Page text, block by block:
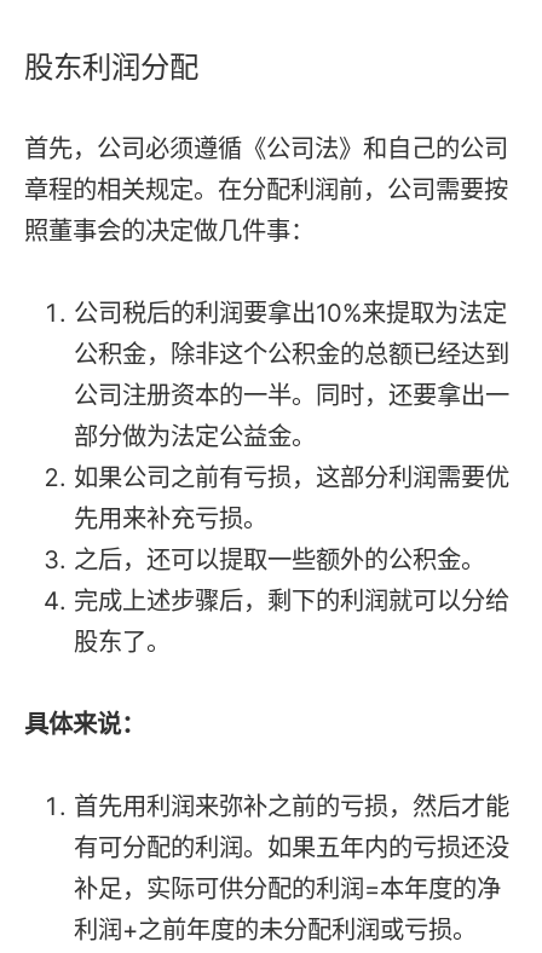
股东利润分配
首先，公司必须遵循《公司法》和自己的公司
章程的相关规定。在分配利润前，公司需要按
照董事会的决定做几件事：
公司税后的利润要拿出10%来提取为法定
公积金，除非这个公积金的总额已经达到
公司注册资本的一半。同时，还要拿出一
部分做为法定公益金。
如果公司之前有亏损，这部分利润需要优
先用来补充亏损。
之后，还可以提取一些额外的公积金。
完成上述步骤后，剩下的利润就可以分给
股东了。
具体来说：
首先用利润来弥补之前的亏损，然后才能
有可分配的利润。如果五年内的亏损还没
补足，实际可供分配的利润=本年度的净
利润+之前年度的未分配利润或亏损。